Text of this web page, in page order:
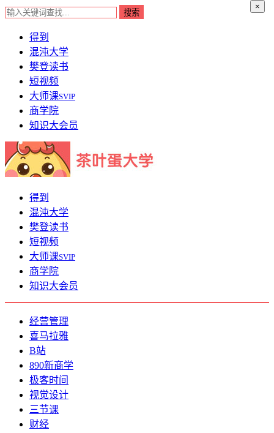
×
得到
混沌大学
樊登读书
短视频
大师课SVIP
商学院
知识大会员
得到
混沌大学
樊登读书
短视频
大师课SVIP
商学院
知识大会员
经营管理
喜马拉雅
B站
890新商学
极客时间
视觉设计
三节课
财经